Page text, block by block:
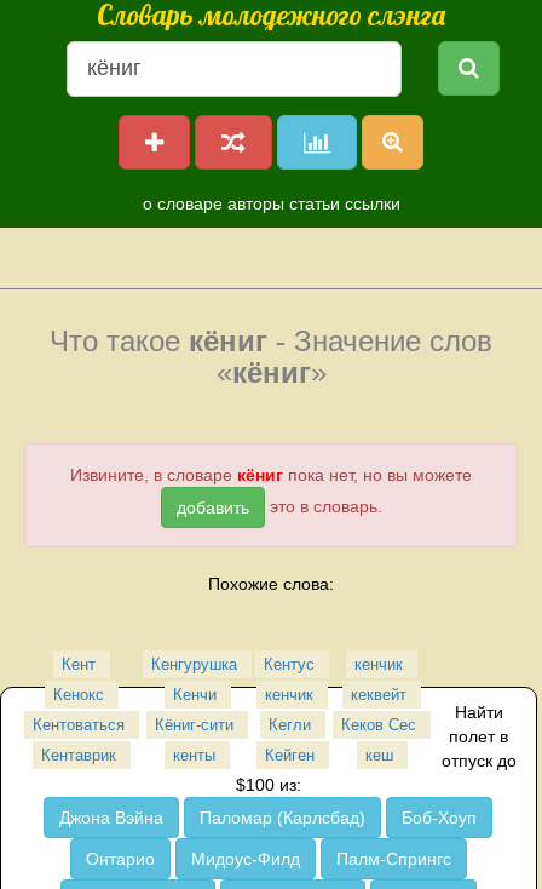
Словарь молодежного слэнга
о словаре авторы статьи ссылки
Что такое кёниг - Значение слов
«кёниг»
Извините, в словаре кёниг пока нет, но вы можете
добавить
это в словарь.
Похожие слова:
Кент
Кенокс
Кентоваться
Кентаврик
Кенгурушка
Кенчи
Кёниг-сити
кенты
Кентус
кенчик
Кегли
Кейген
кенчик
кеквейт
Кеков Сес
кеш
Найти
полет в
отпуск до
$100 из:
Джона Вэйна
Паломар (Карлсбад) Боб-Хоуп
Онтарио Мидоус-Филд Палм-Спрингс